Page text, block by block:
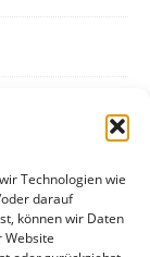
Technologien wie
darauf
können wir Daten
Website